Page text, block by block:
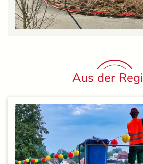
Aus der